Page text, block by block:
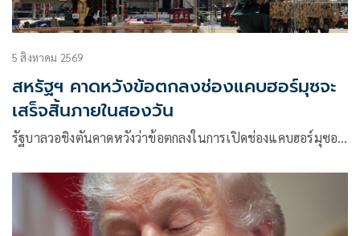
5 สิงหาคม 2569
สหรัฐฯ คาดหวังข้อตกลงช่องแคบฮอร์มุซจะ
เสร็จสิ้นภายในสองวัน
รัฐบาลวอชิงตันคาดหวังว่าข้อตกลงในการเปิดช่องแคบฮอร์มุซอ…